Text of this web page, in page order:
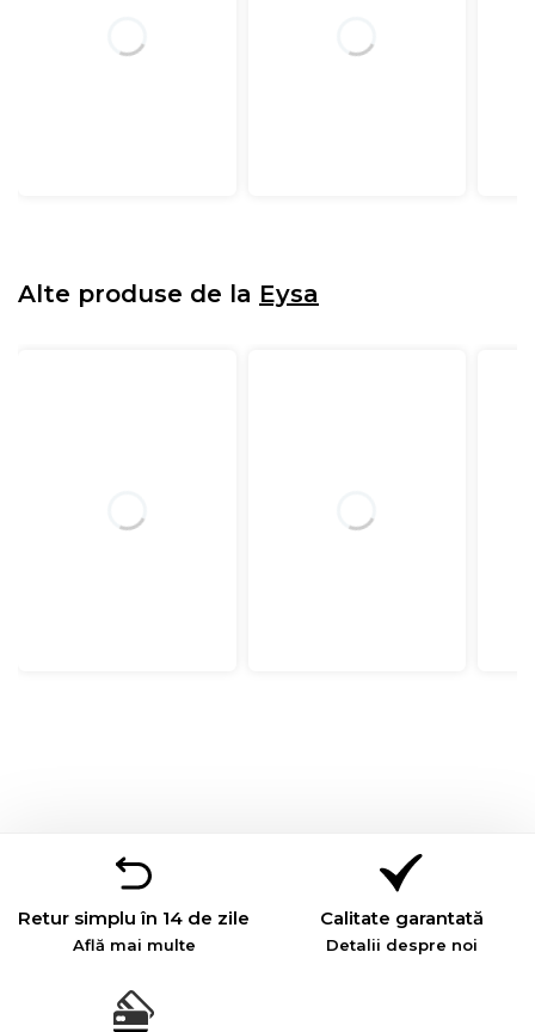
Alte produse de la Eysa
Retur simplu în 14 de zile
Află mai multe
Calitate garantată
Detalii despre noi